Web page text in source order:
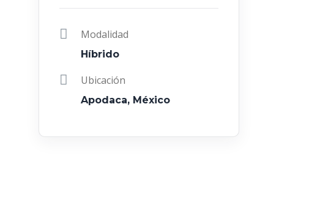
Modalidad
Híbrido
Ubicación
Apodaca, México